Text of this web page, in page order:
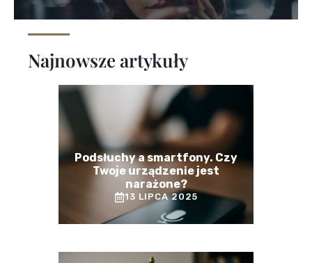
Najnowsze artykuły
Podsłuchy a smartfony. Czy
Twoje urządzenie jest
narażone?
13 LIPCA 2025